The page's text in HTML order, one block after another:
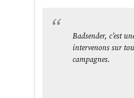
Badsender, c’est
intervenons sur
campagnes.